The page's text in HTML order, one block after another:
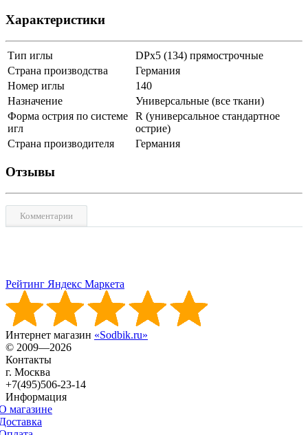
Характеристики
Тип иглы
DPx5 (134) прямострочные
Страна производства
Германия
Номер иглы
140
Назначение
Универсальные (все ткани)
Форма острия по системе
игл
R (универсальное стандартное
острие)
Страна производителя
Германия
Отзывы
Комментарии
Рейтинг Яндекс Маркета
Интернет магазин «Sodbik.ru»
© 2009—2026
Контакты
г. Москва
+7(495)506-23-14
Информация
магазине